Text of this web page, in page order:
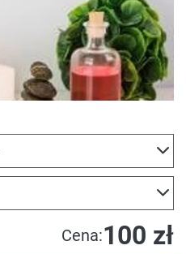
Cena:100 zł